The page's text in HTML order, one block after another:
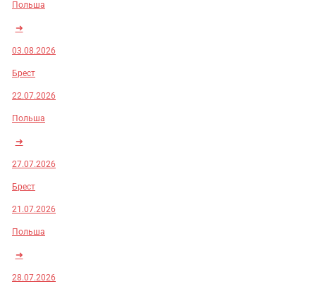
Польша
➜
03.08.2026
Брест
22.07.2026
Польша
➜
27.07.2026
Брест
21.07.2026
Польша
➜
28.07.2026